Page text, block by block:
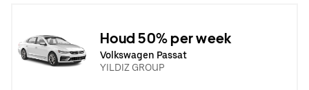
Houd 50% per week
Volkswagen Passat
YILDIZ GROUP